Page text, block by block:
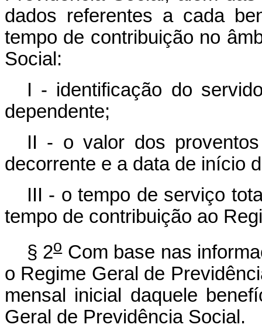
dados referentes a cada
tempo de contribuição no
Social:
I - identificação do
dependente;
II - o valor dos
decorrente e a data de início
III - o tempo de serviço
tempo de contribuição ao
§ 2oCom base nas
o Regime Geral de
mensal inicial daquele
Geral de Previdência Social.